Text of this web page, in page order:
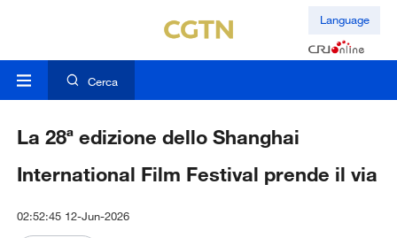
Language
Cerca
La 28ª edizione dello Shanghai
International Film Festival prende il via
02:52:45 12-Jun-2026